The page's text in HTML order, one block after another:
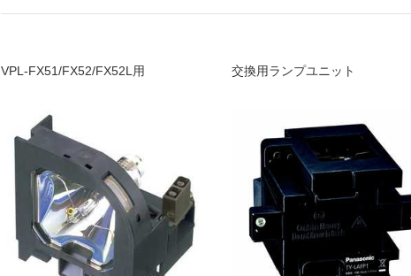
VPL-FX51/FX52/FX52L用 交換用ランプユニット